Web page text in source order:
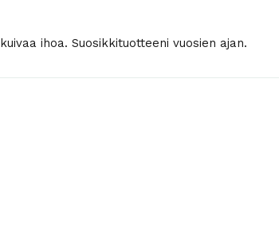
ihoa. Suosikkituotteeni vuosien ajan.